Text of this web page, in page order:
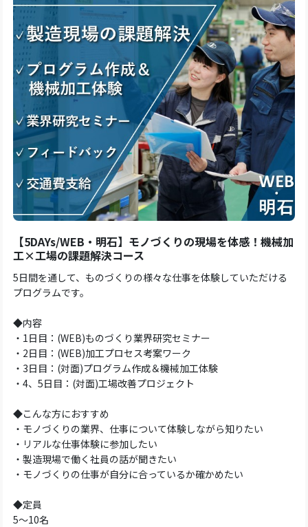
【5DAYs/WEB・明石】モノづくりの現場を体感！機械加
工×工場の課題解決コース
5日間を通して、ものづくりの様々な仕事を体験していただける
プログラムです。
◆内容
・1日目：(WEB)ものづくり業界研究セミナー
・2日目：(WEB)加工プロセス考案ワーク
・3日目：(対面)プログラム作成＆機械加工体験
・4、5日目：(対面)工場改善プロジェクト
◆こんな方におすすめ
・モノづくりの業界、仕事について体験しながら知りたい
・リアルな仕事体験に参加したい
・製造現場で働く社員の話が聞きたい
・モノづくりの仕事が自分に合っているか確かめたい
◆定員
5～10名